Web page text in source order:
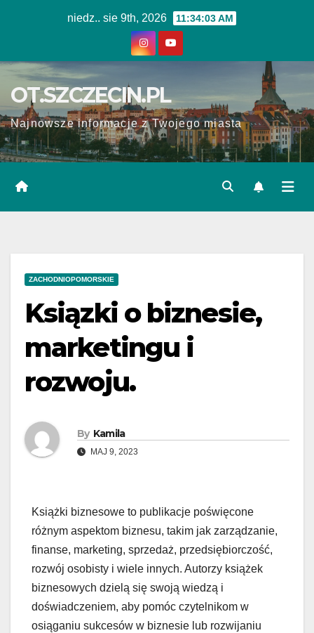
niedz.. sie 9th, 2026 11:34:04 AM
OT.SZCZECIN.PL
Najnowsze informacje z Twojego miasta
ZACHODNIOPOMORSKIE
Ksiązki o biznesie,
marketingu i
rozwoju.
By Kamila
MAJ 9, 2023
Książki biznesowe to publikacje poświęcone
różnym aspektom biznesu, takim jak zarządzanie,
finanse, marketing, sprzedaż, przedsiębiorczość,
rozwój osobisty i wiele innych. Autorzy książek
biznesowych dzielą się swoją wiedzą i
doświadczeniem, aby pomóc czytelnikom w
osiąganiu sukcesów w biznesie lub rozwijaniu